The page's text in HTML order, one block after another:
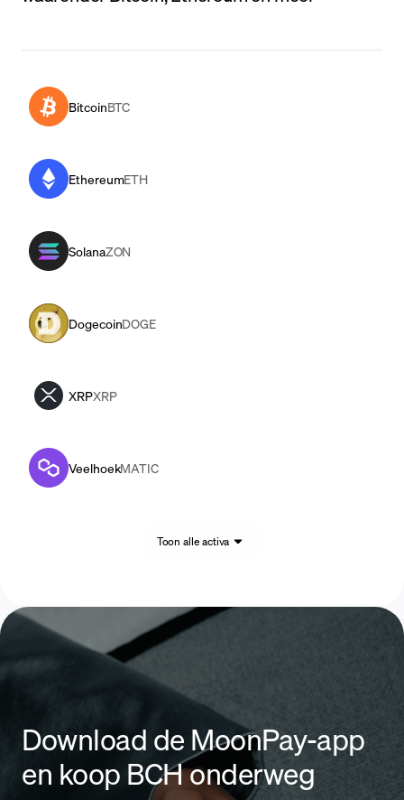
BitcoinBTC
EthereumETH
SolanaZON
DogecoinDOGE
XRPXRP
VeelhoekMATIC
Toon alle activa
Download de MoonPay-app
en koop BCH onderweg